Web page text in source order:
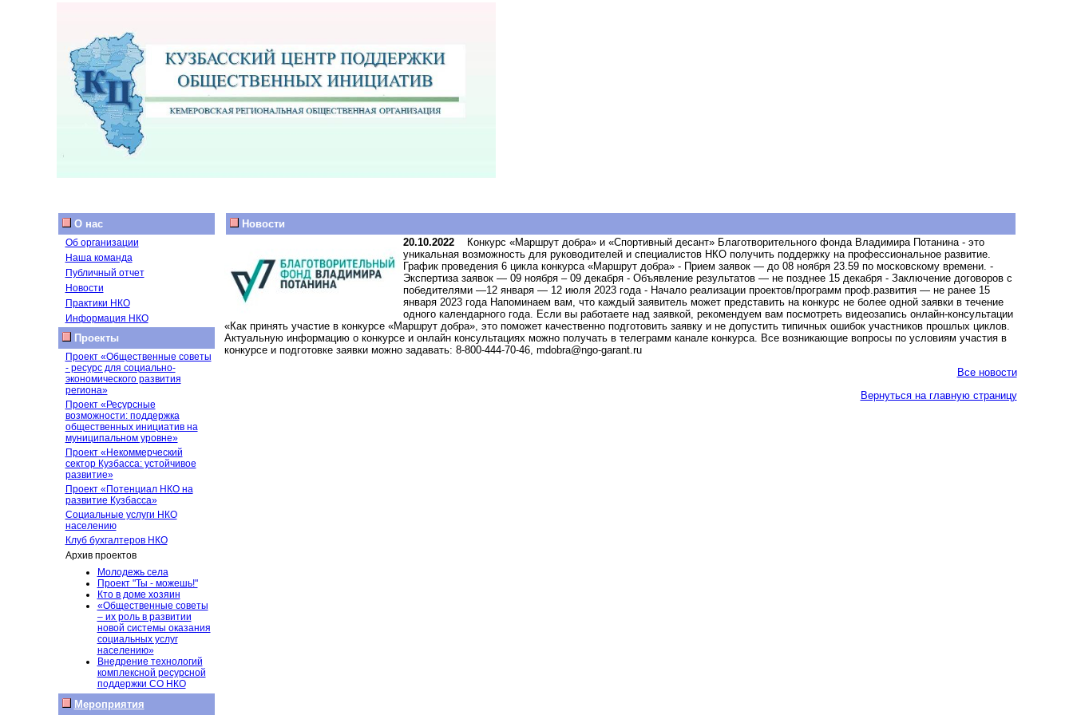
О нас
Об организации
Наша команда
Публичный отчет
Новости
Практики НКО
Информация НКО
Проекты
Проект «Общественные советы
- ресурс для социально-
экономического развития
региона»
Проект «Ресурсные
возможности: поддержка
общественных инициатив на
муниципальном уровне»
Проект «Некоммерческий
сектор Кузбасса: устойчивое
развитие»
Проект «Потенциал НКО на
развитие Кузбасса»
Социальные услуги НКО
населению
Клуб бухгалтеров НКО
Архив проектов
Молодежь села
Проект "Ты - можешь!"
Кто в доме хозяин
«Общественные советы
– их роль в развитии
новой системы оказания
социальных услуг
населению»
Внедрение технологий
комплексной ресурсной
поддержки СО НКО
Мероприятия
Новости
20.10.2022
Конкурс «Маршрут добра» и «Спортивный десант» Благотворительного фонда Владимира Потанина - это
уникальная возможность для руководителей и специалистов НКО получить поддержку на профессиональное развитие.
График проведения 6 цикла конкурса «Маршрут добра» - Прием заявок — до 08 ноября 23.59 по московскому времени. -
Экспертиза заявок — 09 ноября – 09 декабря - Объявление результатов — не позднее 15 декабря - Заключение договоров с
победителями —12 января — 12 июля 2023 года - Начало реализации проектов/программ проф.развития — не ранее 15
января 2023 года Напоминаем вам, что каждый заявитель может представить на конкурс не более одной заявки в течение
одного календарного года. Если вы работаете над заявкой, рекомендуем вам посмотреть видеозапись онлайн-консультации
«Как принять участие в конкурсе «Маршрут добра», это поможет качественно подготовить заявку и не допустить типичных ошибок участников прошлых циклов.
Актуальную информацию о конкурсе и онлайн консультациях можно получать в телеграмм канале конкурса. Все возникающие вопросы по условиям участия в
конкурсе и подготовке заявки можно задавать: 8-800-444-70-46, mdobra@ngo-garant.ru
Все новости
Вернуться на главную страницу